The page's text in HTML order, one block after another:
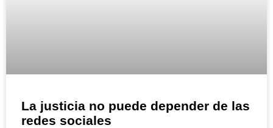
La justicia no puede depender de las
redes sociales